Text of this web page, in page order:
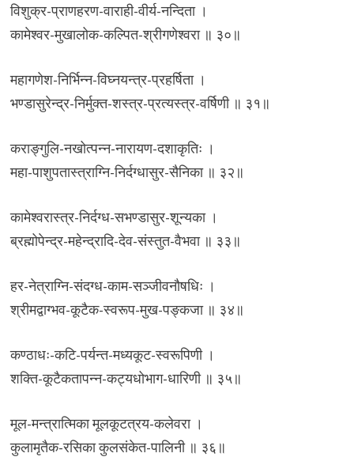
विशुक्र-प्राणहरण-वाराही-वीर्य-नन्दिता ।
कामेश्वर-मुखालोक-कल्पित-श्रीगणेश्वरा ॥ ३०॥
महागणेश-निर्भिन्न-विघ्नयन्त्र-प्रहर्षिता ।
भण्डासुरेन्द्र-निर्मुक्त-शस्त्र-प्रत्यस्त्र-वर्षिणी ॥ ३१॥
कराङ्गुलि-नखोत्पन्न-नारायण-दशाकृतिः ।
महा-पाशुपतास्त्राग्नि-निर्दग्धासुर-सैनिका ॥ ३२॥
कामेश्वरास्त्र-निर्दग्ध-सभण्डासुर-शून्यका ।
ब्रह्मोपेन्द्र-महेन्द्रादि-देव-संस्तुत-वैभवा ॥ ३३॥
हर-नेत्राग्नि-संदग्ध-काम-सञ्जीवनौषधिः ।
श्रीमद्वाग्भव-कूटैक-स्वरूप-मुख-पङ्कजा ॥ ३४॥
कण्ठाधः-कटि-पर्यन्त-मध्यकूट-स्वरूपिणी ।
शक्ति-कूटैकतापन्न-कट्यधोभाग-धारिणी ॥ ३५॥
मूल-मन्त्रात्मिका मूलकूटत्रय-कलेवरा ।
कुलामृतैक-रसिका कुलसंकेत-पालिनी ॥ ३६॥